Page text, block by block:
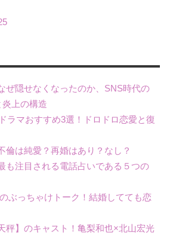
ぜ隠せなくなったのか、SNS時代の
炎上の構造
ラマおすすめ3選！ドロドロ恋愛と復
倫は純愛？再婚はあり？なし？
も注目される電話占いである５つの
ぶっちゃけトーク！結婚してても恋
秤】のキャスト！亀梨和也×北山宏光